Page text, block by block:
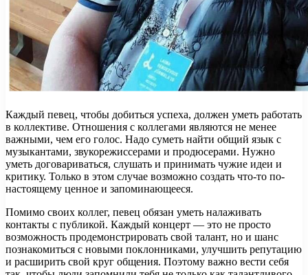
Каждый певец, чтобы добиться успеха, должен уметь работать
в коллективе. Отношения с коллегами являются не менее
важными, чем его голос. Надо суметь найти общий язык с
музыкантами, звукорежиссерами и продюсерами. Нужно
уметь договариваться, слушать и принимать чужие идеи и
критику. Только в этом случае возможно создать что-то по-
настоящему ценное и запоминающееся.
Помимо своих коллег, певец обязан уметь налаживать
контакты с публикой. Каждый концерт — это не просто
возможность продемонстрировать свой талант, но и шанс
познакомиться с новыми поклонниками, улучшить репутацию
и расширить свой круг общения. Поэтому важно вести себя